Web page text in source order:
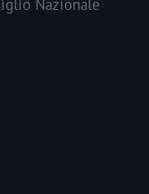
Nazionale